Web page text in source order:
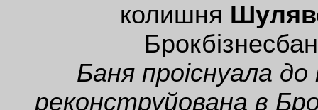
колишня
Баня проіснуала
реконструйована в